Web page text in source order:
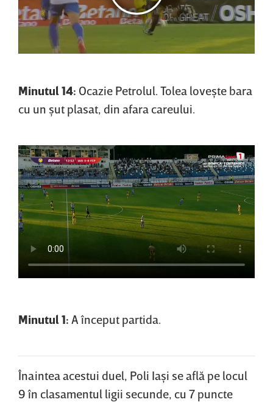
Minutul 14: Ocazie Petrolul. Tolea loveşte bara
cu un şut plasat, din afara careului.
Minutul 1: A început partida.
Înaintea acestui duel, Poli Iaşi se află pe locul
9 în clasamentul ligii secunde, cu 7 puncte